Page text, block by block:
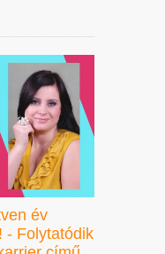
év
- Folytatódik